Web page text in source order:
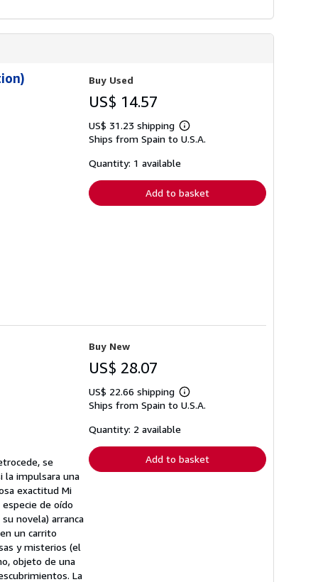
Buy Used
US$ 14.57
US$ 31.23 shipping
Learn
more
Ships from Spain to U.S.A.
Quantity: 1 available
Add to basket
se
la impulsara una
exactitud Mi
de oído
novela) arranca
un carrito
y misterios (el
objeto de una
La
Buy New
US$ 28.07
US$ 22.66 shipping
Learn
more
Ships from Spain to U.S.A.
Quantity: 2 available
Add to basket